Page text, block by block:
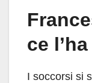
ce
I soccorsi si